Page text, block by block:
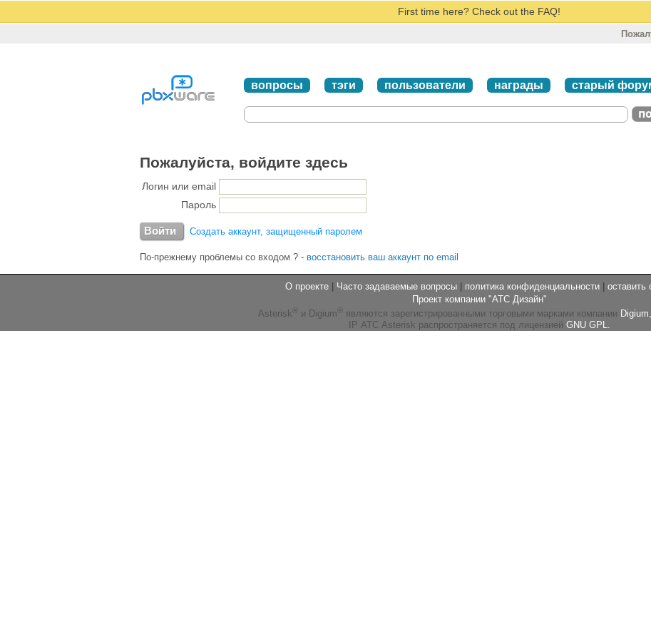
First time here? Check out the FAQ!
вопросы тэги пользователи награды старый
Пожалуйста, войдите здесь
Логин или email
Пароль
Создать аккаунт, защищенный паролем
По-прежнему проблемы со входом ? - восстановить ваш аккаунт по email
О проекте | Часто задаваемые вопросы | политика конфиденциальности | оставить
Проект компании "АТС Дизайн"
Asterisk ® и Digium ® являются зарегистрированными торговыми марками компании
IP АТС Asterisk распространяется под лицензией GNU GPL.